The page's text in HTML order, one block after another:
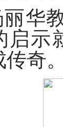
华
启示
传奇